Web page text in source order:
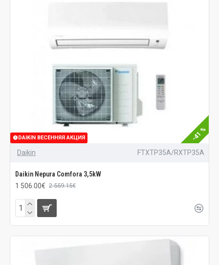
DAIKIN ВЕСЕННЯЯ АКЦИЯ -41 %
Daikin FTXTP35A/RXTP35A
Daikin Nepura Comfora 3,5kW
1 506.00€ 2 559.15€